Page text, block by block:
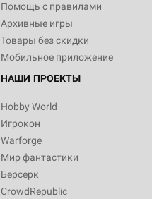
Помощь с правилами
Архивные игры
Товары без скидки
Мобильное приложение
НАШИ ПРОЕКТЫ
Hobby World
Игрокон
Warforge
Мир фантастики
Берсерк
CrowdRepublic